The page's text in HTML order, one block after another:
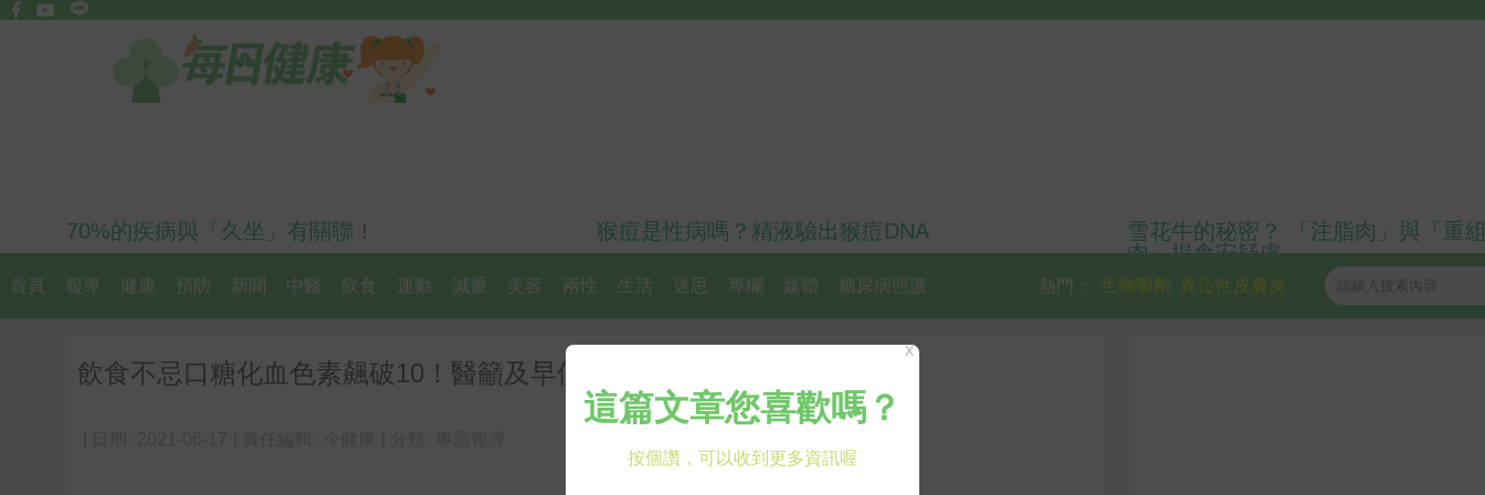
70%的疾病與「久坐」有關聯！ 猴痘是性病嗎？精液驗出猴痘DNA
雪花牛的秘密？ 「注脂肉」與「重
肉」揭食安疑慮
首頁 報導 健康 預防 新聞 中醫 飲食 運動 減重 美容 兩性 生活 迷思 專欄 媒體 糖尿病照護 異位性皮膚炎
生物製劑
熱門：
飲食不忌口糖化血色素飆破10！醫籲及早使用胰島素穩定血糖
X